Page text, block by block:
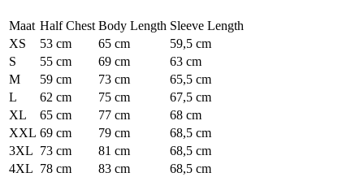
Maat Half Chest Body Length Sleeve Length
XS
53 cm 65 cm
59,5 cm
S
55 cm 69 cm
63 cm
M
59 cm 73 cm
65,5 cm
L
62 cm 75 cm
67,5 cm
XL
65 cm 77 cm
68 cm
XXL 69 cm 79 cm
68,5 cm
3XL 73 cm 81 cm
68,5 cm
4XL 78 cm 83 cm
68,5 cm